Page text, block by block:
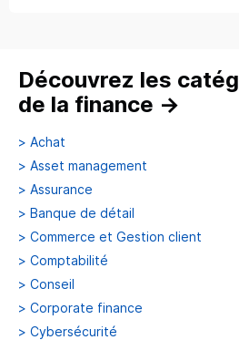
Découvrez les
de la finance →
> Achat
> Asset management
> Assurance
> Banque de détail
> Commerce et Gestion client
> Comptabilité
> Conseil
> Corporate finance
> Cybersécurité